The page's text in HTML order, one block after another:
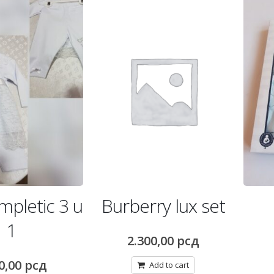
lux set
to cart
Bebi set
1.500,00 рсд
Add to cart